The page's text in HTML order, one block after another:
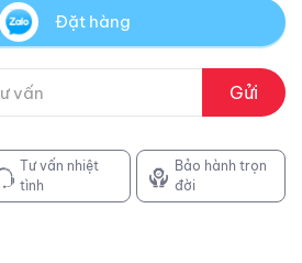
Đặt hàng
Gửi
Tư vấn nhiệt
tình
Bảo hành trọn
đời